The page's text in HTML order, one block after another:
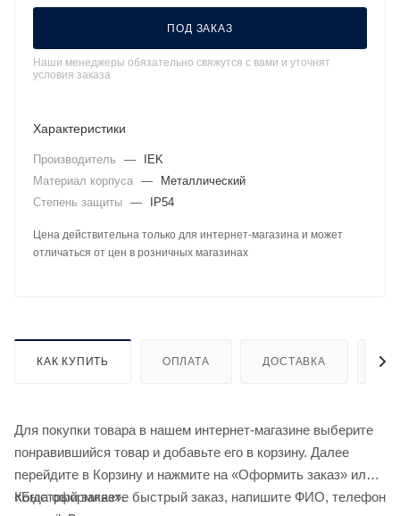
ПОД ЗАКАЗ
Наши менеджеры обязательно свяжутся с вами и уточнят
условия заказа
Характеристики
Производитель —
IEK
Материал корпуса —
Металлический
Степень защиты — IP54
Цена действительна только для интернет-магазина и может
отличаться от цен в розничных магазинах
КАК КУПИТЬ ОПЛАТА ДОСТАВКА
Для покупки товара в нашем интернет-магазине выберите
понравившийся товар и добавьте его в корзину. Далее
перейдите в Корзину и нажмите на «Оформить заказ» или
«Быстрый заказ».
Когда оформляете быстрый заказ, напишите ФИО, телефон